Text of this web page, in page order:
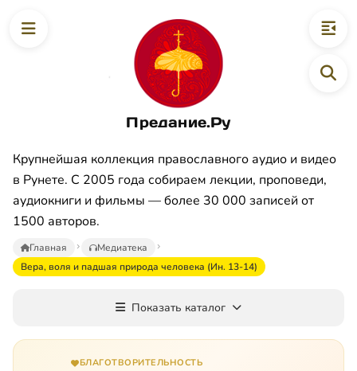
Предание.Ру
Крупнейшая коллекция православного аудио и видео
в Рунете. С 2005 года собираем лекции, проповеди,
аудиокниги и фильмы — более 30 000 записей от
1500 авторов.
Главная
Медиатека
Вера, воля и падшая природа человека (Ин. 13-14)
Показать каталог
БЛАГОТВОРИТЕЛЬНОСТЬ